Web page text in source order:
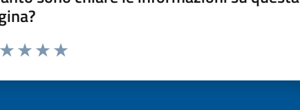
da 1 a 5 stelle la pagina